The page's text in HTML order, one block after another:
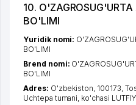
10.
BO'LIMI
Yuridik nomi:
BO'LIMI
Brend nomi:
BO'LIMI
Adres: O'zbekiston, 100173,
Uchtepa tumani ko'chasi LUTFIY